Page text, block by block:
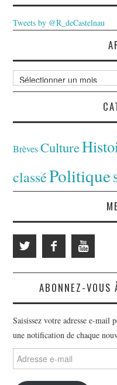
Tweets by @R_deCastelnau
Archives
Brèves Culture
classéPolitique
ABONNEZ-
Saisissez votre adresse e-mail
une notification de chaque
Adresse
e-